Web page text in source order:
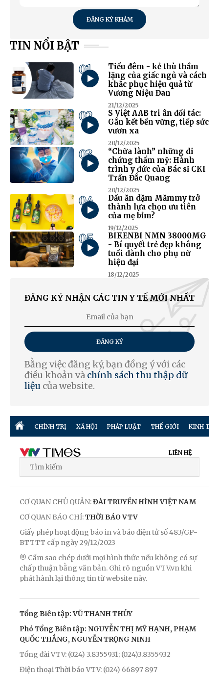
ĐĂNG KÝ KHÁM
TIN NỔI BẬT
01
Tiểu đêm - kẻ thù thầm
lặng của giấc ngủ và cách
khắc phục hiệu quả từ
Vương Niệu Đan
21/12/2025
02
S Việt AAB tri ân đối tác:
Gắn kết bền vững, tiếp sức
vươn xa
20/12/2025
03
“Chữa lành” những di
chứng thẩm mỹ: Hành
trình y đức của Bác sĩ CKI
Trần Đắc Quang
20/12/2025
04
Dầu ăn dặm Mămmy trở
thành lựa chọn ưu tiên
của mẹ bỉm?
19/12/2025
05
BIKENBI NMN 38000MG
- Bí quyết trẻ đẹp không
tuổi dành cho phụ nữ
hiện đại
18/12/2025
ĐĂNG KÝ NHẬN CÁC TIN Y TẾ MỚI NHẤT
ĐĂNG KÝ
Bằng việc đăng ký, bạn đồng ý với các
điều khoản và chính sách thu thập dữ
liệu của website.
CHÍNH TRỊ XÃ HỘI PHÁP LUẬT THẾ GIỚI KINH TẾ
LIÊN HỆ
CƠ QUAN CHỦ QUẢN:ĐÀI TRUYỀN HÌNH VIỆT NAM
CƠ QUAN BÁO CHÍ:THỜI BÁO VTV
Giấy phép hoạt động báo in và báo điện tử số 483/GP-
BTTTT cấp ngày 29/12/2023
® Cấm sao chép dưới mọi hình thức nếu không có sự
chấp thuận bằng văn bản. Ghi rõ nguồn VTV.vn khi
phát hành lại thông tin từ website này.
Tổng Biên tập: VŨ THANH THỦY
Phó Tổng Biên tập: NGUYỄN THỊ MỸ HẠNH, PHẠM
QUỐC THẮNG, NGUYỄN TRỌNG NINH
Tổng đài VTV: (024) 3.8355931; (024)3.8355932
Điện thoại Thời báo VTV: (024) 66897 897